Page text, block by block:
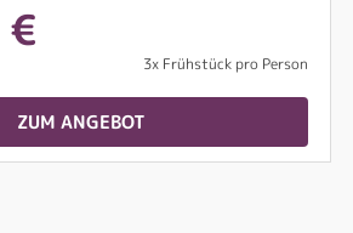
3x Frühstück pro Person
ZUM ANGEBOT